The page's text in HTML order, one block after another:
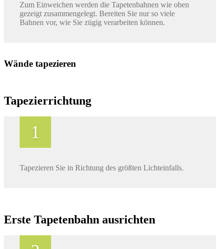
Zum Einweichen werden die Tapetenbahnen wie oben
gezeigt zusammengelegt. Bereiten Sie nur so viele
Bahnen vor, wie Sie zügig verarbeiten können.
Wände tapezieren
Tapezierrichtung
Tapezieren Sie in Richtung des größten Lichteinfalls.
Erste Tapetenbahn ausrichten